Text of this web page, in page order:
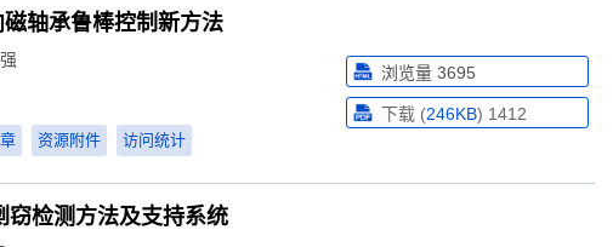
轴承鲁棒控制新方法
资源附件 访问统计
浏览量 3695
下载 (246KB) 1412
检测方法及支持系统